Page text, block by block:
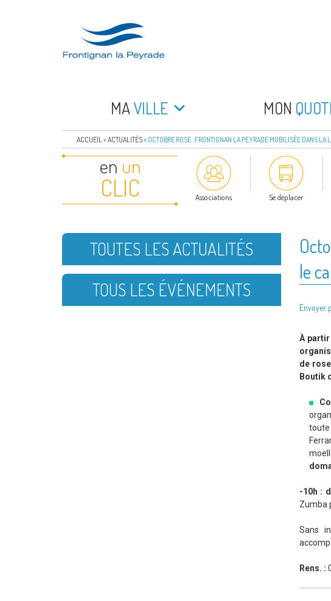
FRONTIGNAN LA
MAVILLE MON
ACCUEIL »ACTUALITÉS» OCTOBRE ROSE : FRONTIGNAN LA PEYRADE MOBILISÉE DANS LA
en un
CLIC Associations Se déplacer
le
Envoyer
À partir
de
Boutik
toute
-10h :
Zumba
Sans
Rens. :
TOUTES LES ACTUALITÉS
TOUS LES ÉVÉNEMENTS